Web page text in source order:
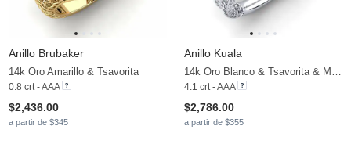
Anillo Brubaker
14k Oro Amarillo & Tsavorita
0.8 crt - AAA
$2,436.00
a partir de $345
Anillo Kuala
4.1 crt - AAA
$2,786.00
a partir de $355